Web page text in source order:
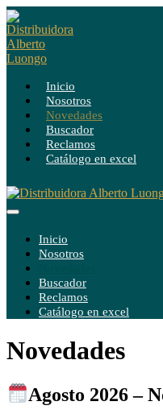
Saltar
al
contenido
Inicio
Nosotros
Novedades
Buscador
Reclamos
Catálogo en excel
Alternar
Inicio
Nosotros
Buscador
Reclamos
Catálogo en excel
Novedades
Agosto 2026 –